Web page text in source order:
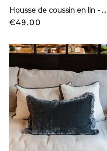
Housse de coussin en lin - Aquarelle - Owaka
Price
€49.00